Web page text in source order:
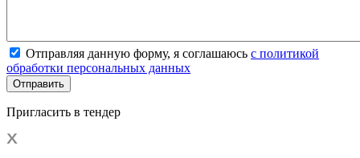
Отправляя данную форму, я соглашаюсь с политикой
обработки персональных данных
Пригласить в тендер